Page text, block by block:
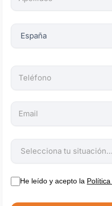
obligatorios.
He leído y acepto la